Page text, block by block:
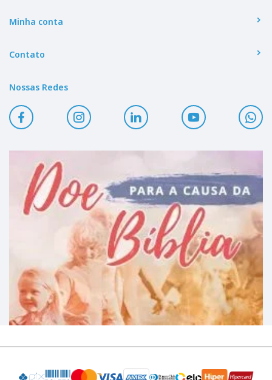
Minha conta
Contato
Nossas Redes